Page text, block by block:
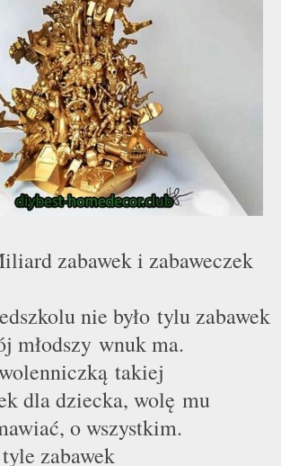
zabawek i zabaweczek
nie było tylu zabawek
młodszy wnuk ma.
ą takiej
dla dziecka, wolę mu
o wszystkim.
zabawek